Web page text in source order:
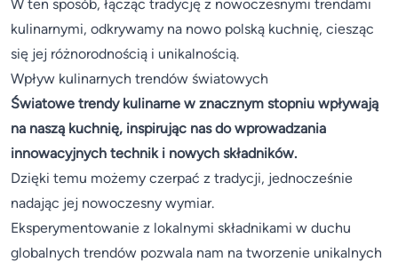
W ten sposób, łącząc tradycję z nowoczesnymi trendami
kulinarnymi, odkrywamy na nowo polską kuchnię, ciesząc
się jej różnorodnością i unikalnością.
Wpływ kulinarnych trendów światowych
Światowe trendy kulinarne w znacznym stopniu wpływają
na naszą kuchnię, inspirując nas do wprowadzania
innowacyjnych technik i nowych składników.
Dzięki temu możemy czerpać z tradycji, jednocześnie
nadając jej nowoczesny wymiar.
Eksperymentowanie z lokalnymi składnikami w duchu
globalnych trendów pozwala nam na tworzenie unikalnych